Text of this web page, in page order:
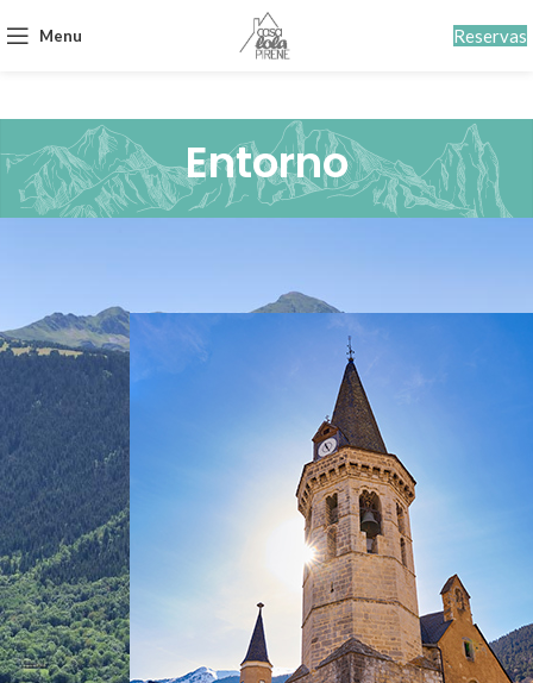
Menu Reservas
Entorno